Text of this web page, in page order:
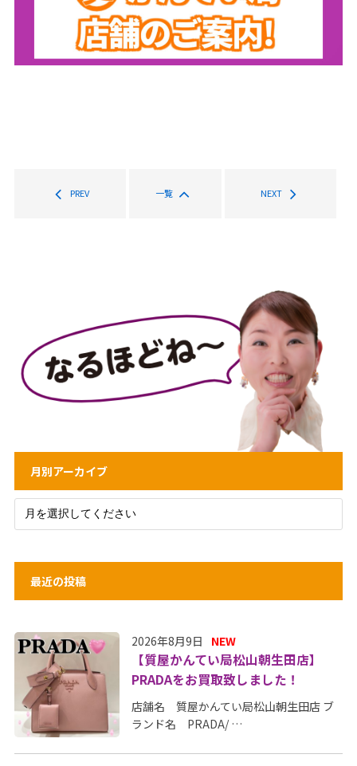
PREV 一覧 NEXT
月別アーカイブ
最近の投稿
2026年8月9日 NEW
【質屋かんてい局松山朝生田店】
PRADAをお買取致しました！
店舗名 質屋かんてい局松山朝生田店 ブ
ランド名 PRADA/ …